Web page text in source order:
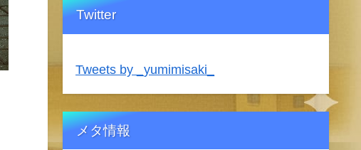
Twitter
Tweets by _yumimisaki_
メタ情報